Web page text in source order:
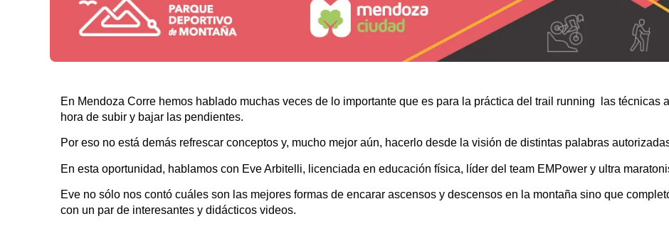
En Mendoza Corre hemos hablado muchas veces de lo importante que es para la práctica del trail running las técnicas
hora de subir y bajar las pendientes.
Por eso no está demás refrescar conceptos y, mucho mejor aún, hacerlo desde la visión de distintas palabras
En esta oportunidad, hablamos con Eve Arbitelli, licenciada en educación física, líder del team EMPower y ultra
Eve no sólo nos contó cuáles son las mejores formas de encarar ascensos y descensos en la montaña sino que
con un par de interesantes y didácticos videos.